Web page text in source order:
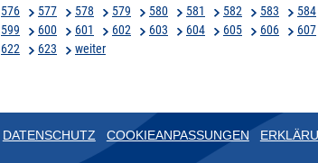
576 577 578 579 580 581 582 583 584
599 600 601 602 603 604 605 606 607
622 623 weiter
DATENSCHUTZ COOKIEANPASSUNGEN